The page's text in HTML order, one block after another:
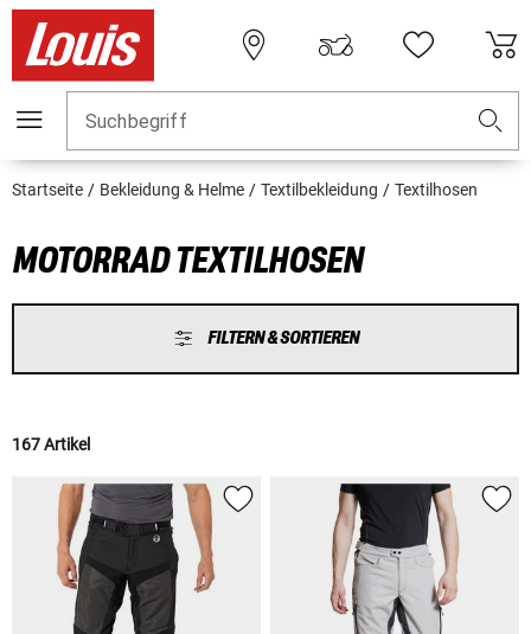
Suchbegriff
Startseite Bekleidung & Helme Textilbekleidung Textilhosen
MOTORRAD TEXTILHOSEN
FILTERN & SORTIEREN
167 Artikel